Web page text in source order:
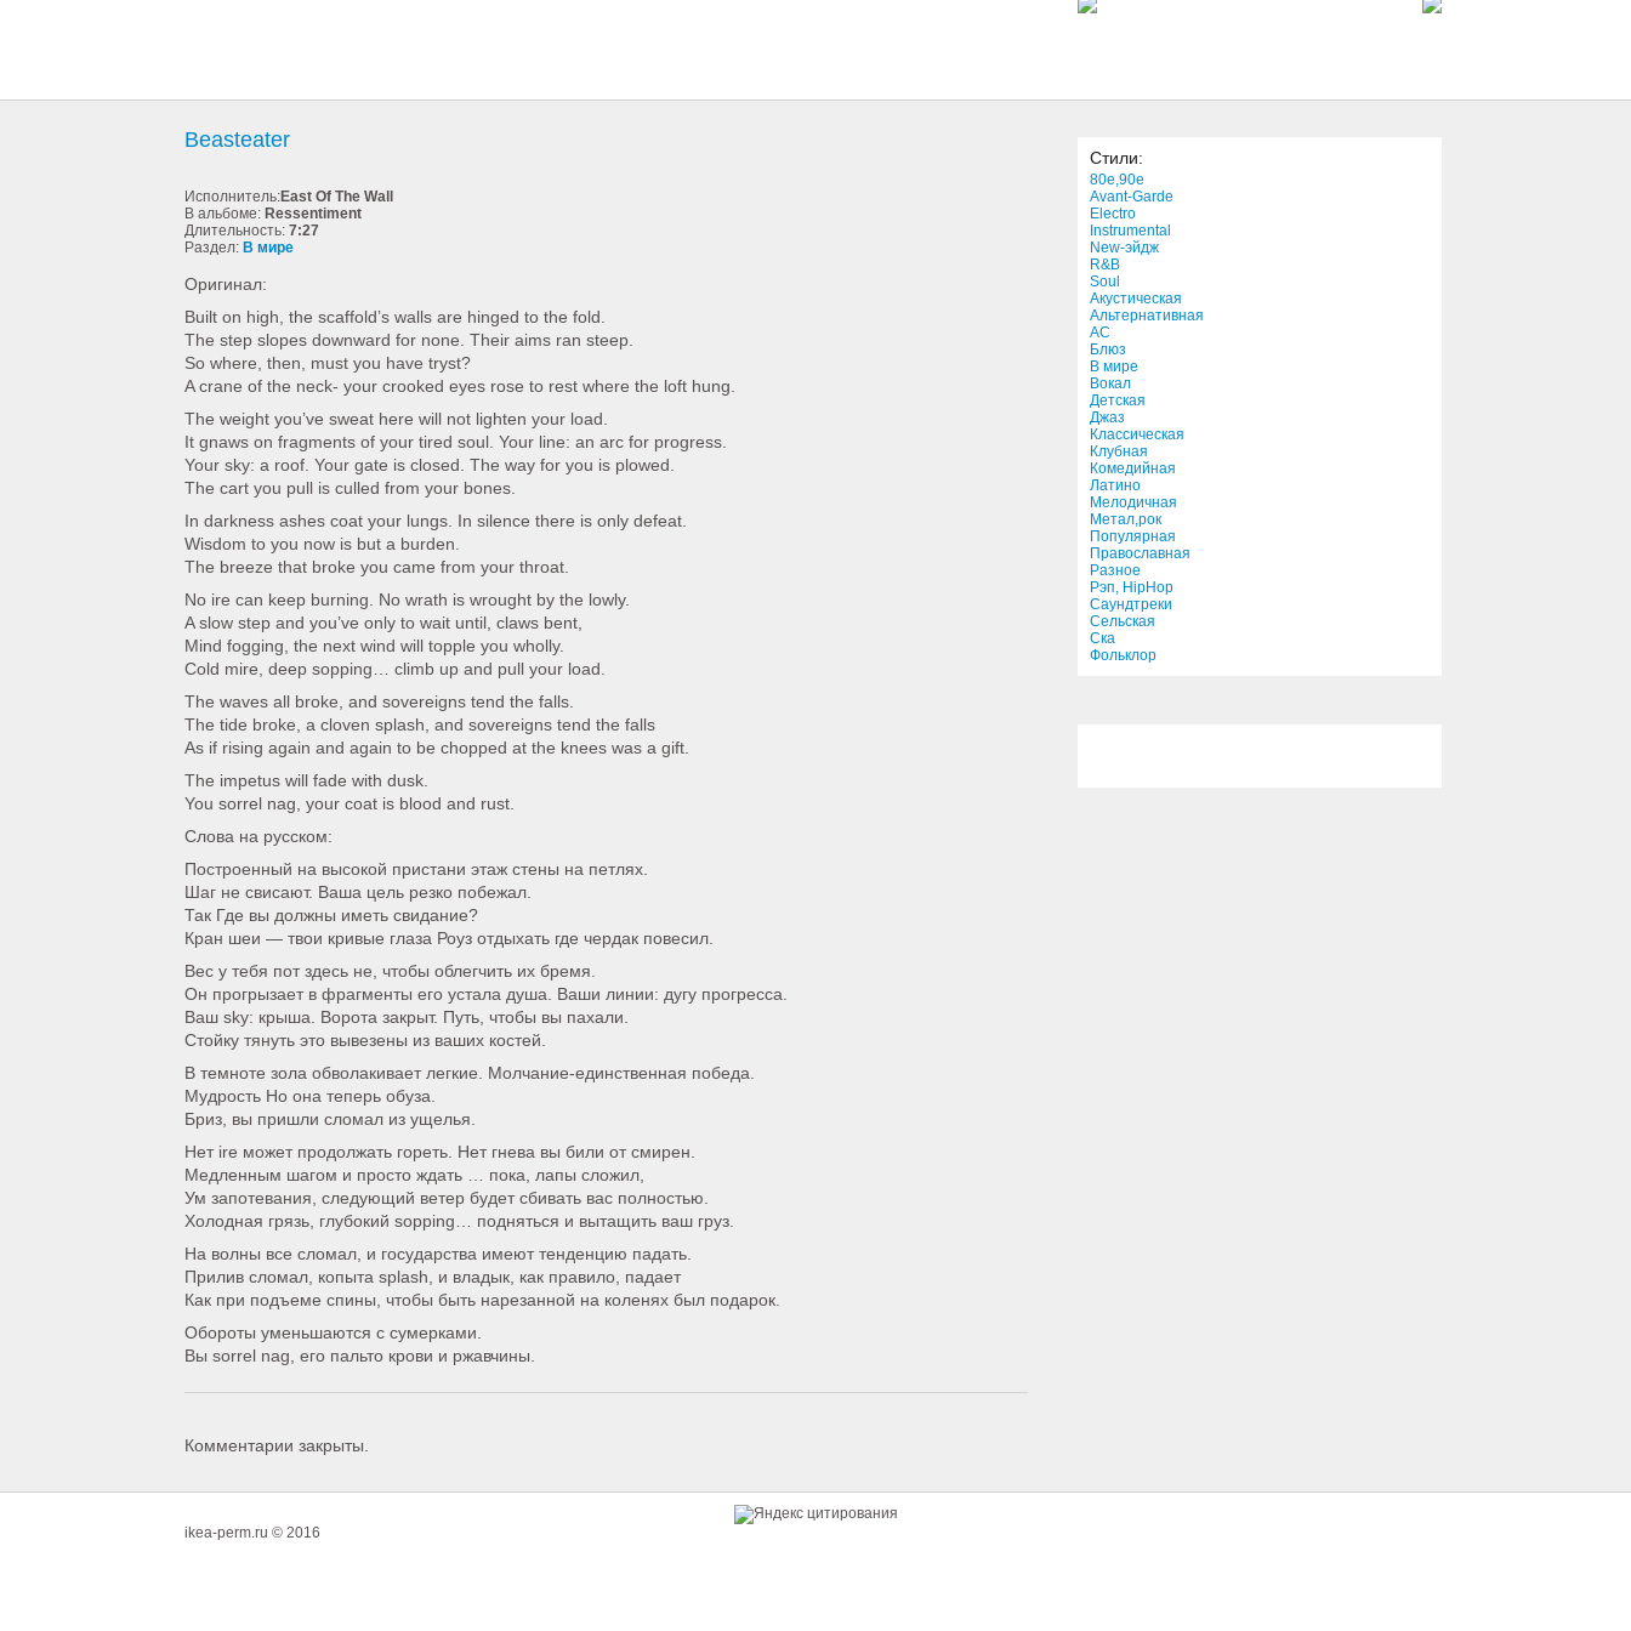
3:49
Beasteater
Исполнитель:East Of The Wall
В альбоме: Ressentiment
Длительность: 7:27
Раздел: В мире
Оригинал:
Built on high, the scaffold’s walls are hinged to the fold.
The step slopes downward for none. Their aims ran steep.
So where, then, must you have tryst?
A crane of the neck- your crooked eyes rose to rest where the loft hung.
The weight you’ve sweat here will not lighten your load.
It gnaws on fragments of your tired soul. Your line: an arc for progress.
Your sky: a roof. Your gate is closed. The way for you is plowed.
The cart you pull is culled from your bones.
In darkness ashes coat your lungs. In silence there is only defeat.
Wisdom to you now is but a burden.
The breeze that broke you came from your throat.
No ire can keep burning. No wrath is wrought by the lowly.
A slow step and you’ve only to wait until, claws bent,
Mind fogging, the next wind will topple you wholly.
Cold mire, deep sopping… climb up and pull your load.
The waves all broke, and sovereigns tend the falls.
The tide broke, a cloven splash, and sovereigns tend the falls
As if rising again and again to be chopped at the knees was a gift.
The impetus will fade with dusk.
You sorrel nag, your coat is blood and rust.
Слова на русском:
Построенный на высокой пристани этаж стены на петлях.
Шаг не свисают. Ваша цель резко побежал.
Так Где вы должны иметь свидание?
Кран шеи — твои кривые глаза Роуз отдыхать где чердак повесил.
Вес у тебя пот здесь не, чтобы облегчить их бремя.
Он прогрызает в фрагменты его устала душа. Ваши линии: дугу прогресса.
Ваш sky: крыша. Ворота закрыт. Путь, чтобы вы пахали.
Стойку тянуть это вывезены из ваших костей.
В темноте зола обволакивает легкие. Молчание-единственная победа.
Мудрость Но она теперь обуза.
Бриз, вы пришли сломал из ущелья.
Нет ire может продолжать гореть. Нет гнева вы били от смирен.
Медленным шагом и просто ждать … пока, лапы сложил,
Ум запотевания, следующий ветер будет сбивать вас полностью.
Холодная грязь, глубокий sopping… подняться и вытащить ваш груз.
На волны все сломал, и государства имеют тенденцию падать.
Прилив сломал, копыта splash, и владык, как правило, падает
Как при подъеме спины, чтобы быть нарезанной на коленях был подарок.
Обороты уменьшаются с сумерками.
Вы sorrel nag, его пальто крови и ржавчины.
Комментарии закрыты.
Стили:
80e,90e
Avant-Garde
Electro
Instrumental
New-эйдж
R&B
Soul
Акустическая
Альтернативная
АС
Блюз
В мире
Вокал
Детская
Джаз
Классическая
Клубная
Комедийная
Латино
Мелодичная
Метал,рок
Популярная
Православная
Разное
Рэп, HipHop
Саундтреки
Сельская
Ска
Фольклор
ikea-perm.ru © 2016